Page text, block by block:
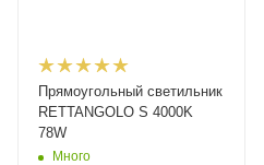
Прямоугольный светильник
RETTANGOLO S 4000K
78W
Много